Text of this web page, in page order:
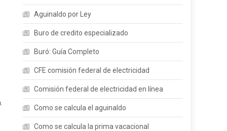
Aguinaldo por Ley
Buro de credito especializado
Buró: Guía Completo
CFE comisión federal de electricidad
Comisión federal de electricidad en línea
Como se calcula el aguinaldo
Como se calcula la prima vacacional